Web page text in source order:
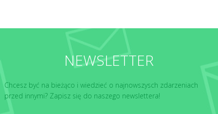
NEWSLETTER
Chcesz być na bieżąco i wiedzieć o najnowszysch zdarzeniach
przed innymi? Zapisz się do naszego newslettera!